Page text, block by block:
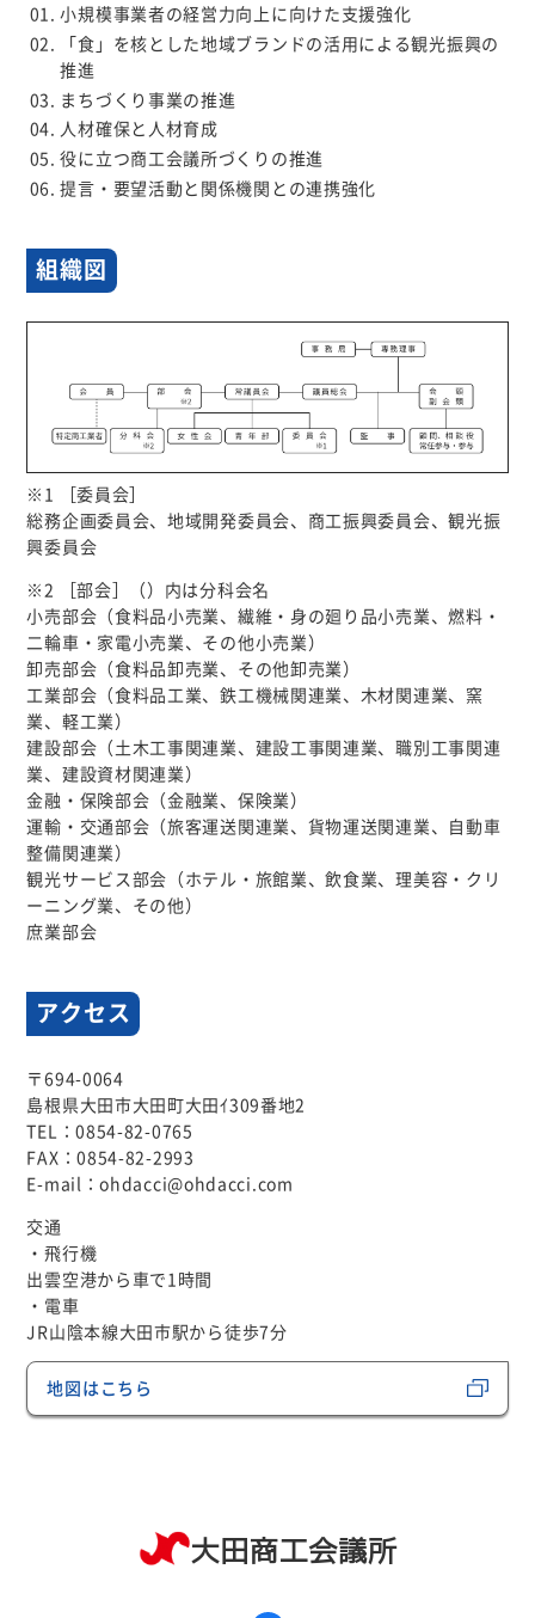
小規模事業者の経営力向上に向けた支援強化
「食」を核とした地域ブランドの活用による観光振興の
推進
まちづくり事業の推進
人材確保と人材育成
役に立つ商工会議所づくりの推進
提言・要望活動と関係機関との連携強化
組織図
※1 ［委員会］
総務企画委員会、地域開発委員会、商工振興委員会、観光振
興委員会
※2 ［部会］（）内は分科会名
小売部会（食料品小売業、繊維・身の廻り品小売業、燃料・
二輪車・家電小売業、その他小売業）
卸売部会（食料品卸売業、その他卸売業）
工業部会（食料品工業、鉄工機械関連業、木材関連業、窯
業、軽工業）
建設部会（土木工事関連業、建設工事関連業、職別工事関連
業、建設資材関連業）
金融・保険部会（金融業、保険業）
運輸・交通部会（旅客運送関連業、貨物運送関連業、自動車
整備関連業）
観光サービス部会（ホテル・旅館業、飲食業、理美容・クリ
ーニング業、その他）
庶業部会
アクセス
〒694-0064
島根県大田市大田町大田ｲ309番地2
TEL：0854-82-0765
FAX：0854-82-2993
E-mail：ohdacci@ohdacci.com
交通
・飛行機
出雲空港から車で1時間
・電車
JR山陰本線大田市駅から徒歩7分
地図はこちら
大田商工会議所